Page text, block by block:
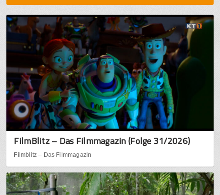
FilmBlitz – Das Filmmagazin (Folge 31/2026)
Filmblitz – Das Filmmagazin